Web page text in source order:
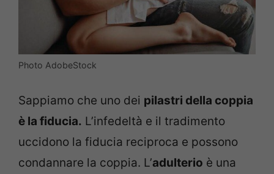
Photo AdobeStock
Sappiamo che uno dei pilastri della coppia
è la fiducia. L’infedeltà e il tradimento
uccidono la fiducia reciproca e possono
condannare la coppia. L’adulterio è una